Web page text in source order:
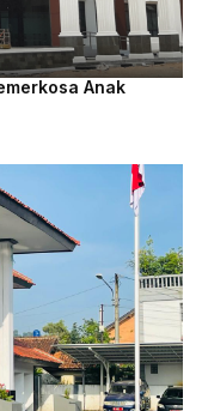
Anak